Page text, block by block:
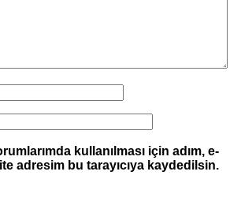
kullanılması için adım, e-
adresim bu tarayıcıya kaydedilsin.